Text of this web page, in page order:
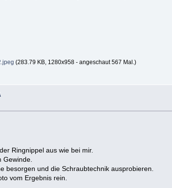
(283.79 KB, 1280x958 - angeschaut 567 Mal.)
Ringnippel aus wie bei mir.
Gewinde.
besorgen und die Schraubtechnik ausprobieren.
vom Ergebnis rein.